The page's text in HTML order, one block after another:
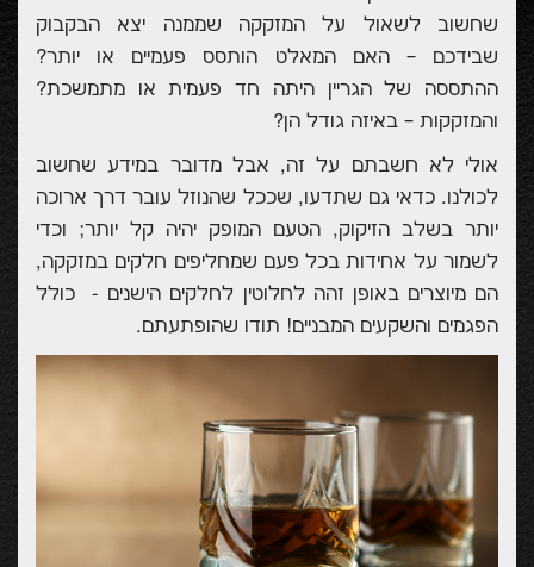
שחשוב לשאול על המזקקה שממנה יצא הבקבוק
שבידכם – האם המאלט הותסס פעמיים או יותר?
ההתססה של הגריין היתה חד פעמית או מתמשכת?
והמזקקות – באיזה גודל הן?
אולי לא חשבתם על זה, אבל מדובר במידע שחשוב
לכולנו. כדאי גם שתדעו, שככל שהנוזל עובר דרך ארוכה
יותר בשלב הזיקוק, הטעם המופק יהיה קל יותר; וכדי
לשמור על אחידות בכל פעם שמחליפים חלקים במזקקה,
הם מיוצרים באופן זהה לחלוטין לחלקים הישנים -
כולל
הפגמים והשקעים המבניים! תודו שהופתעתם.